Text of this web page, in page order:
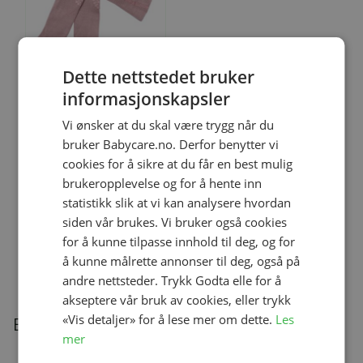
Beskrivelse
Legg til
Strømpebukse, GoBabyGo,
Antiskli, Bambus, Lavender
kr 249,00
Dette nettstedet bruker
informasjonskapsler
Vi ønsker at du skal være trygg når du
bruker Babycare.no. Derfor benytter vi
cookies for å sikre at du får en best mulig
brukeropplevelse og for å hente inn
statistikk slik at vi kan analysere hvordan
siden vår brukes. Vi bruker også cookies
for å kunne tilpasse innhold til deg, og for
å kunne målrette annonser til deg, også på
andre nettsteder. Trykk Godta elle for å
akseptere vår bruk av cookies, eller trykk
«Vis detaljer» for å lese mer om dette. Les
mer